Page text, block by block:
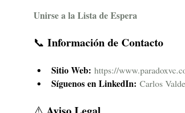
Unirse a la Lista de Espera
📞 Información de Contacto
Sitio Web: https://
Síguenos en LinkedIn: Carlos
⚠️